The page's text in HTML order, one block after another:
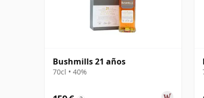
Bushmills 21 años
70cl • 40%